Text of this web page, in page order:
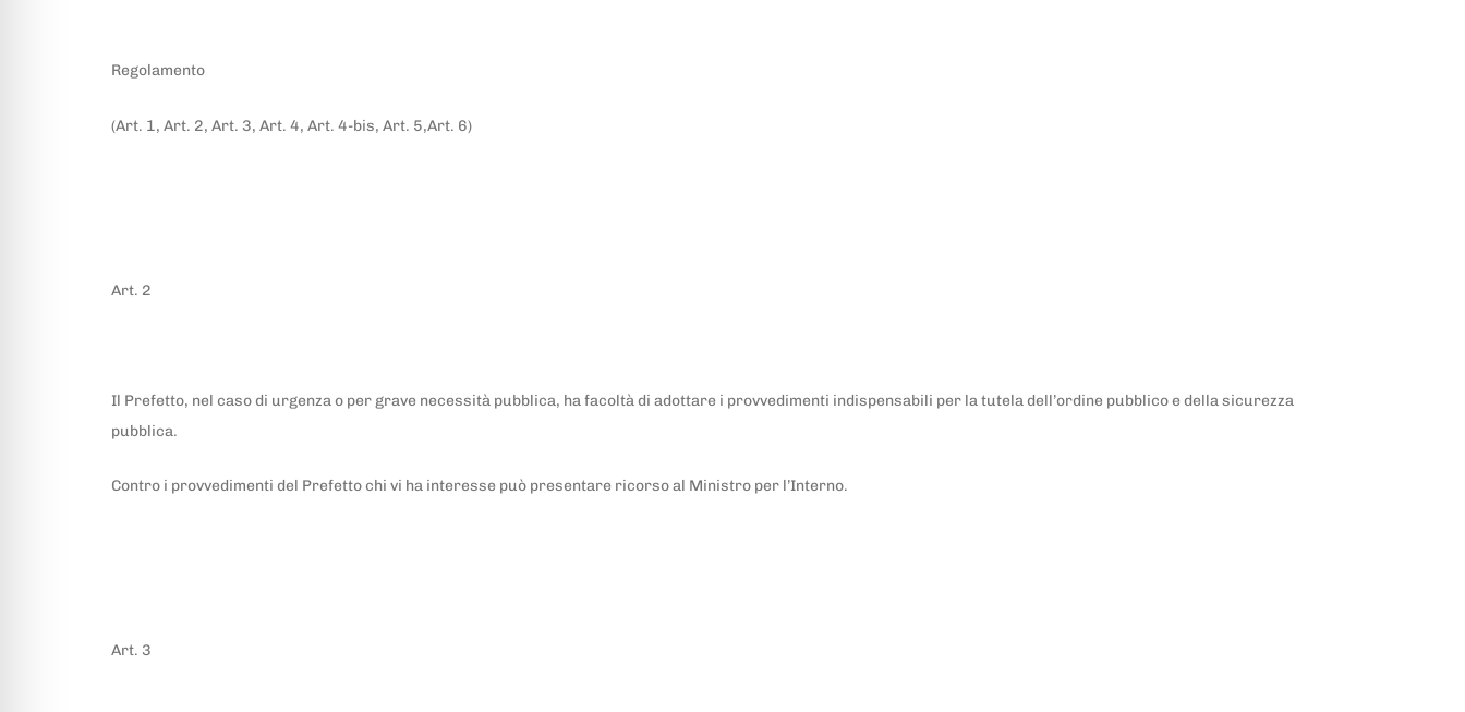
Regolamento
(Art. 1, Art. 2, Art. 3, Art. 4, Art. 4-bis, Art. 5,Art. 6)
Art. 2
Il Prefetto, nel caso di urgenza o per grave necessità pubblica, ha facoltà di adottare i provvedimenti indispensabili per la tutela dell’ordine pubblico e della sicurezza
pubblica.
Contro i provvedimenti del Prefetto chi vi ha interesse può presentare ricorso al Ministro per l’Interno.
Art. 3